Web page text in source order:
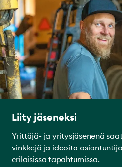
Liity jäseneksi
Yrittäjä- ja yritysjäsenenä
vinkkejä ja ideoita
erilaisissa tapahtumissa.